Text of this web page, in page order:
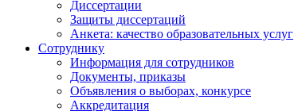
Диссертации
Защиты диссертаций
Анкета: качество образовательных услуг
Сотруднику
Информация для сотрудников
Документы, приказы
Объявления о выборах, конкурсе
Аккредитация